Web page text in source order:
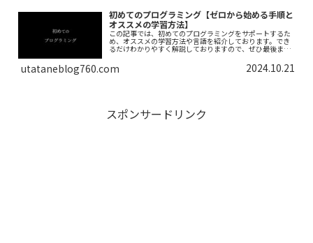
初めてのプログラミング【ゼロから始める手順と
オススメの学習方法】
この記事では、初めてのプログラミングをサポートするた
め、オススメの学習方法や言語を紹介しております。でき
るだけわかりやすく解説しておりますので、ぜひ最後まで
読んでいってください。
utataneblog760.com 2024.10.21
スポンサードリンク